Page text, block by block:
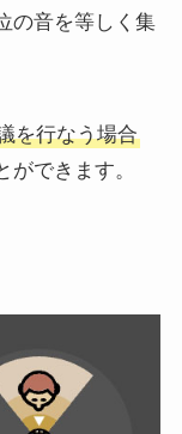
の音を等しく集
を行なう場合
できます。